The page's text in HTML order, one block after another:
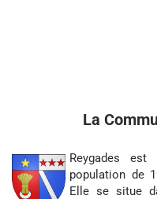
La
Reygades
population de
Elle se situe